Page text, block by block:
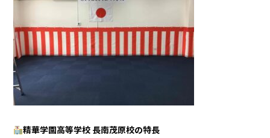
精華学園高等学校 長南茂原校の特長